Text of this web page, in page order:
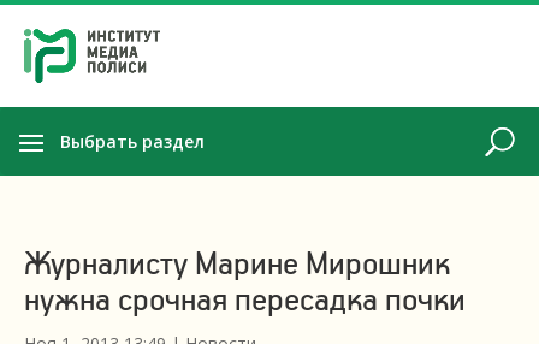
Выбрать раздел
Журналисту Марине Мирошник
нужна срочная пересадка почки